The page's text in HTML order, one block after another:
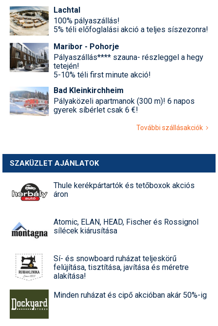
Lachtal
100% pályaszállás!
5% téli előfoglalási akció a teljes síszezonra!
Maribor - Pohorje
Pályaszállás**** szauna- részleggel a hegy
tetején!
5-10% téli first minute akció!
Bad Kleinkirchheim
Pályaközeli apartmanok (300 m)! 6 napos
gyerek síbérlet csak 6 €!
További szállásakciók
SZAKÜZLET AJÁNLATOK
Thule kerékpártartók és tetőboxok akciós
áron
Atomic, ELAN, HEAD, Fischer és Rossignol
sílécek kiárusítása
Sí- és snowboard ruházat teljeskörű
felújítása, tisztítása, javítása és méretre
alakítása!
Minden ruházat és cipő akcióban akár 50%-ig